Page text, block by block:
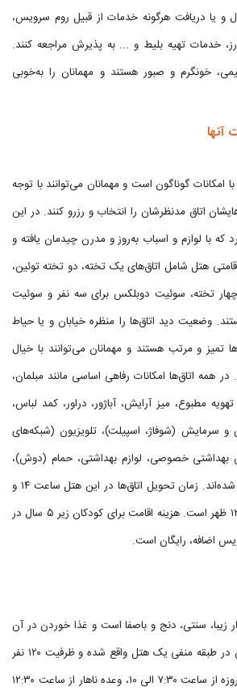
و یا دریافت هرگونه خدمات از قبیل روم سرویس،
خدمات تهیه بلیط و ... به پذیرش مراجعه کنند.
خونگرم و صبور هستند و مهمانان را به‌خوبی
آنها
امکانات گوناگون است و مهمانان می‌توانند با توجه
اتاق مدنظرشان را انتخاب و رزرو کنند. در این
دارد که با لوازم و اسباب به‌روز و مدرن چیدمان یافته و
هتل شامل اتاق‌های یک تخته، دو تخته توئین،
تخته، سوئیت دوبلکس برای سه نفر و سوئیت
وضعیت دید اتاق‌ها را منظره خیابان و یا حیاط
تمیز و مرتب هستند و مهمانان می‌توانند با خیال
همه اتاق‌ها امکانات رفاهی اساسی مانند مبلمان،
مطبوع، میز آرایش، آباژور، دراور، کمد لباس،
سرمایش (شوفاژ، اسپیلت)، تلویزیون (شبکه‌های
بهداشتی خصوصی، لوازم بهداشتی، حمام (دوش)،
دمپایی و ... در نظر گرفته شده‌اند. زمان تحویل اتاق‌ها در این هتل ساعت ۱۴ و
زمان تخلیه اتاق‌ها ساعت ۱۲ ظهر است. هزینه اقامت برای کودکان زیر ۵ سال در
اضافه، رایگان است.
زیبا، سنتی، دنج و باصفا است و غذا خوردن در آن
لذت دیگری دارد. رستوران در طبقه منفی یک هتل واقع شده و ظرفیت ۱۲۰ نفر
را دارد. وعده صبحانه همه‌روزه از ساعت ۷:۳۰ الی ۱۰، وعده ناهار از ساعت ۱۲:۳۰